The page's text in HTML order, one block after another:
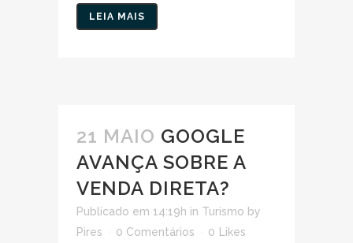
LEIA MAIS
21 MAIO GOOGLE
AVANÇA SOBRE A
VENDA DIRETA?
Publicado em 14:19h in Turismo by
Pires
0 Comentários 0 Likes